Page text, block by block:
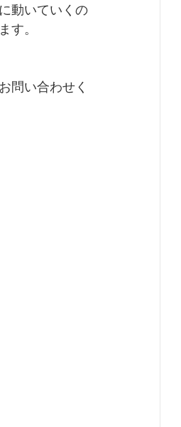
動いていくの
す。
問い合わせく